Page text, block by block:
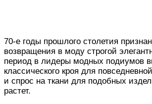
70-е годы прошлого столетия
возвращения в моду строгой
период в лидеры модных подиумов
классического кроя для
и спрос на ткани для подобных
растет.